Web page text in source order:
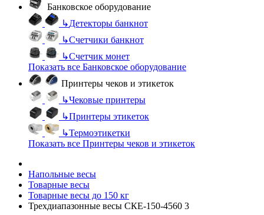
Банковское оборудование
↳Детекторы банкнот
↳Счетчики банкнот
↳Счетчик монет
Показать все Банковское оборудование
Принтеры чеков и этикеток
↳Чековые принтеры
↳Принтеры этикеток
↳Термоэтикетки
Показать все Принтеры чеков и этикеток
Напольные весы
Товарные весы
Товарные весы до 150 кг
Трехдиапазонные весы СКЕ-150-4560 3